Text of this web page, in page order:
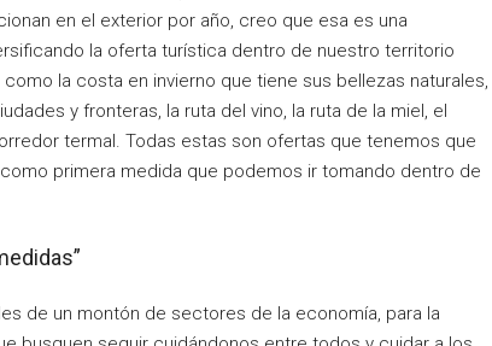
en el exterior por año, creo que esa es una
la oferta turística dentro de nuestro territorio
la costa en invierno que tiene sus bellezas naturales,
y fronteras, la ruta del vino, la ruta de la miel, el
termal. Todas estas son ofertas que tenemos que
primera medida que podemos ir tomando dentro de
de un montón de sectores de la economía, para la